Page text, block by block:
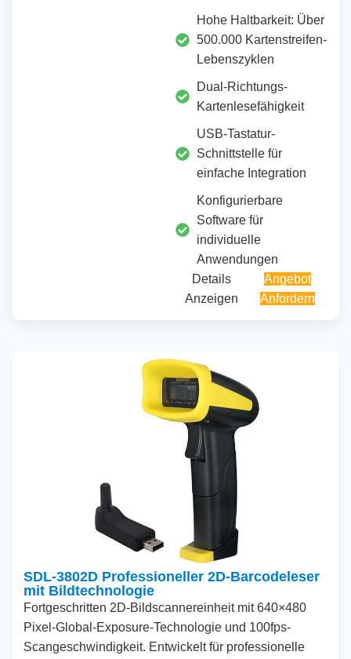
Hohe Haltbarkeit: Über
500.000 Kartenstreifen-
Lebenszyklen
Dual-Richtungs-
Kartenlesefähigkeit
USB-Tastatur-
Schnittstelle für
einfache Integration
Konfigurierbare
Software für
individuelle
Anwendungen
Details
Anzeigen
Angebot
Anfordern
SDL-3802D Professioneller 2D-Barcodeleser
mit Bildtechnologie
Fortgeschritten 2D-Bildscannereinheit mit640×480
Pixel-Global-Exposure-Technologie und 100fps-
Scangeschwindigkeit. Entwickelt für professionelle